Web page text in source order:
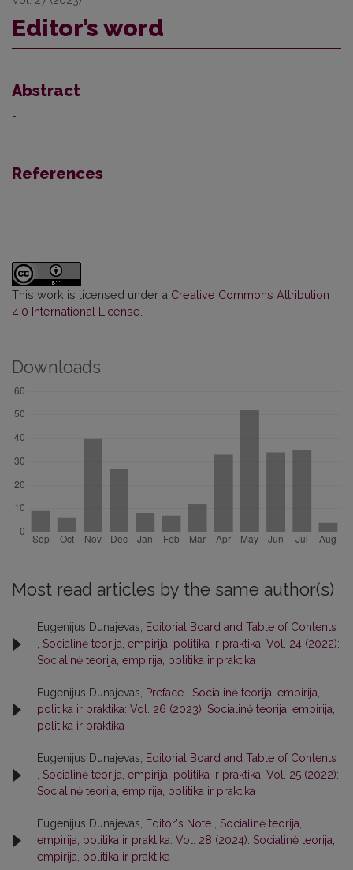
Editor’s word
Abstract
-
References
This work is licensed under a Creative Commons Attribution
4.0 International License
Downloads
Most read articles by the same author(s)
Eugenijus Dunajevas, Editorial Board and Table of Contents
, Socialinė teorija, empirija, politika ir praktika: Vol. 24 (2022):
Socialinė teorija, empirija, politika ir praktika
Eugenijus Dunajevas, Preface , Socialinė teorija, empirija,
politika ir praktika: Vol. 26 (2023): Socialinė teorija, empirija,
politika ir praktika
Eugenijus Dunajevas, Editorial Board and Table of Contents
, Socialinė teorija, empirija, politika ir praktika: Vol. 25 (2022):
Socialinė teorija, empirija, politika ir praktika
Eugenijus Dunajevas, Editor's Note , Socialinė teorija,
empirija, politika ir praktika: Vol. 28 (2024): Socialinė teorija,
empirija, politika ir praktika